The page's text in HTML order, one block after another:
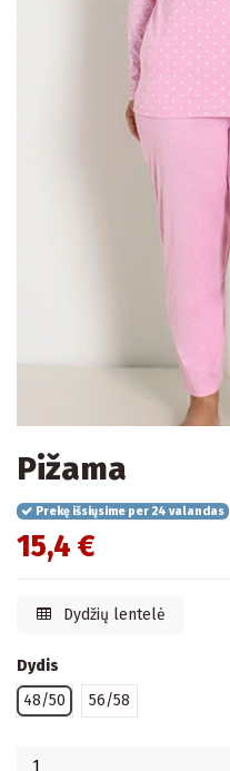
Pižama
Prekę išsiųsime per 24 valandas
15,4 €
Dydžių lentelė
Dydis
48/50
56/58